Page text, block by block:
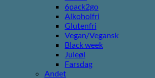
6pack2go
Alkoholfri
Glutenfri
Vegan/Vegansk
Black week
Juleøl
Farsdag
Andet